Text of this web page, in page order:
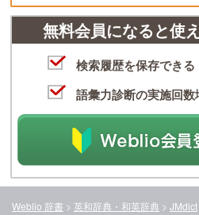
無料会員になると使
検索履歴を保存できる
語彙力診断の実施回数
Weblio 辞書 > 英和辞典・和英辞典 > JMdict